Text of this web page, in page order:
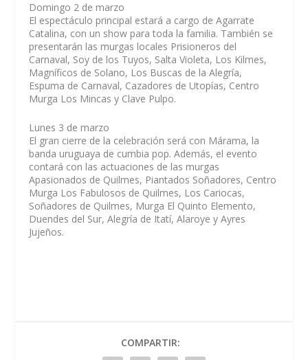
Domingo 2 de marzo
El espectáculo principal estará a cargo de Agarrate
Catalina, con un show para toda la familia. También se
presentarán las murgas locales Prisioneros del
Carnaval, Soy de los Tuyos, Salta Violeta, Los Kilmes,
Magníficos de Solano, Los Buscas de la Alegría,
Espuma de Carnaval, Cazadores de Utopías, Centro
Murga Los Mincas y Clave Pulpo.
Lunes 3 de marzo
El gran cierre de la celebración será con Márama, la
banda uruguaya de cumbia pop. Además, el evento
contará con las actuaciones de las murgas
Apasionados de Quilmes, Piantados Soñadores, Centro
Murga Los Fabulosos de Quilmes, Los Cariocas,
Soñadores de Quilmes, Murga El Quinto Elemento,
Duendes del Sur, Alegría de Itatí, Alaroye y Ayres
Jujeños.
COMPARTIR: